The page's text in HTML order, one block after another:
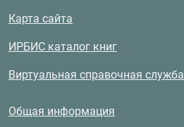
Карта сайта
ИРБИС каталог книг
Виртуальная справочная служба
Общая информация